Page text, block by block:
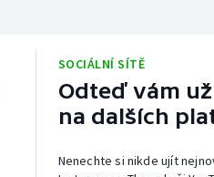
SOCIÁLNÍ SÍTĚ
Odteď vám
na dalších
Nenechte si nikde ujít